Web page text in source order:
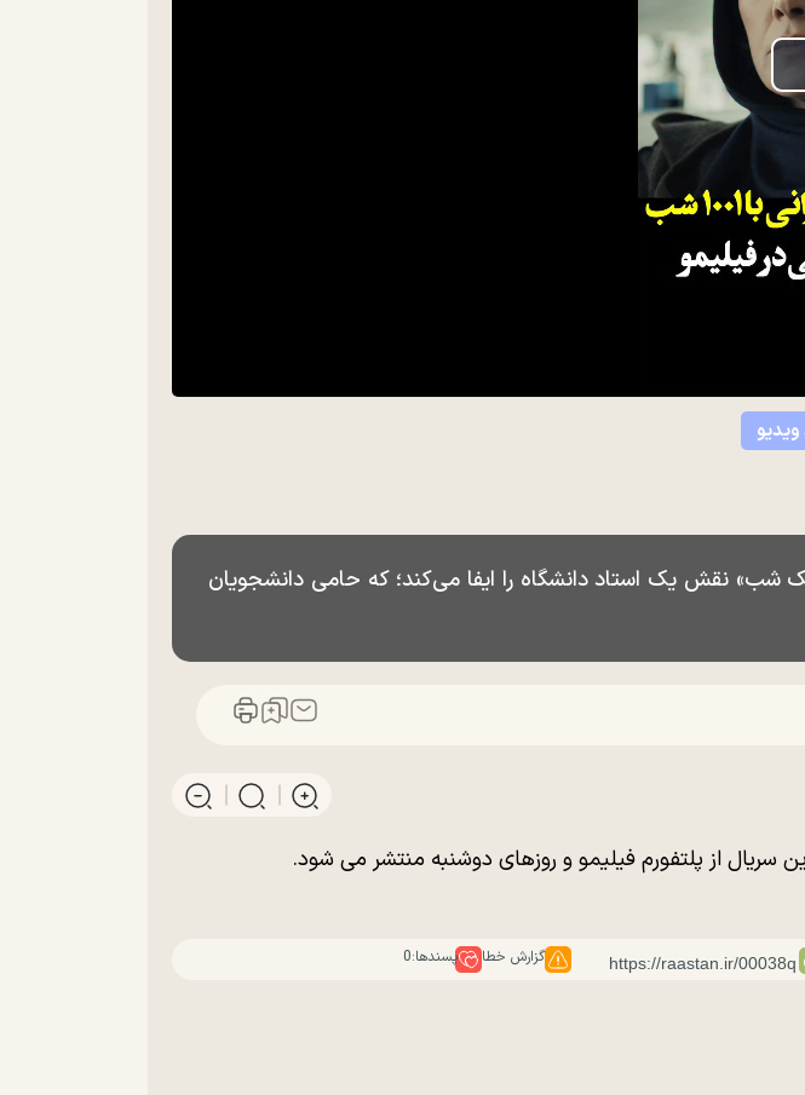
Video
شب» نقش یک استاد دانشگاه را ایفا می‌کند؛ که حامی دانشجویان
از پلتفورم فیلیمو و روزهای دوشنبه منتشر می شود.
گزارش خطا پسندها:0